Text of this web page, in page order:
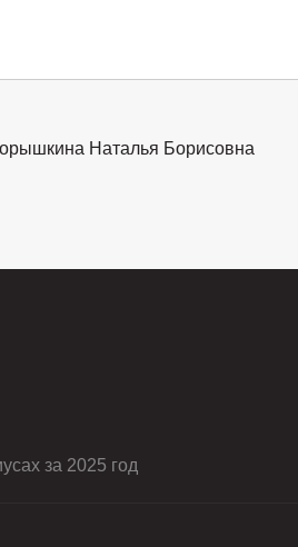
Наталья Борисовна
за 2025 год